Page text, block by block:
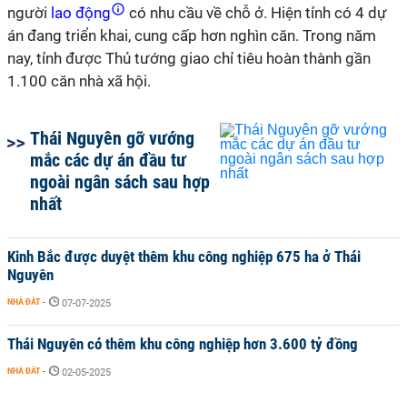
người lao động
có nhu cầu về chỗ ở. Hiện tỉnh có 4 dự
án đang triển khai, cung cấp hơn nghìn căn. Trong năm
nay, tỉnh được Thủ tướng giao chỉ tiêu hoàn thành gần
1.100 căn nhà xã hội.
Thái Nguyên gỡ vướng
mắc các dự án đầu tư
ngoài ngân sách sau hợp
nhất
Kinh Bắc được duyệt thêm khu công nghiệp 675 ha ở Thái
Nguyên
NHÀ ĐẤT - 07-07-2025
Thái Nguyên có thêm khu công nghiệp hơn 3.600 tỷ đồng
NHÀ ĐẤT - 02-05-2025